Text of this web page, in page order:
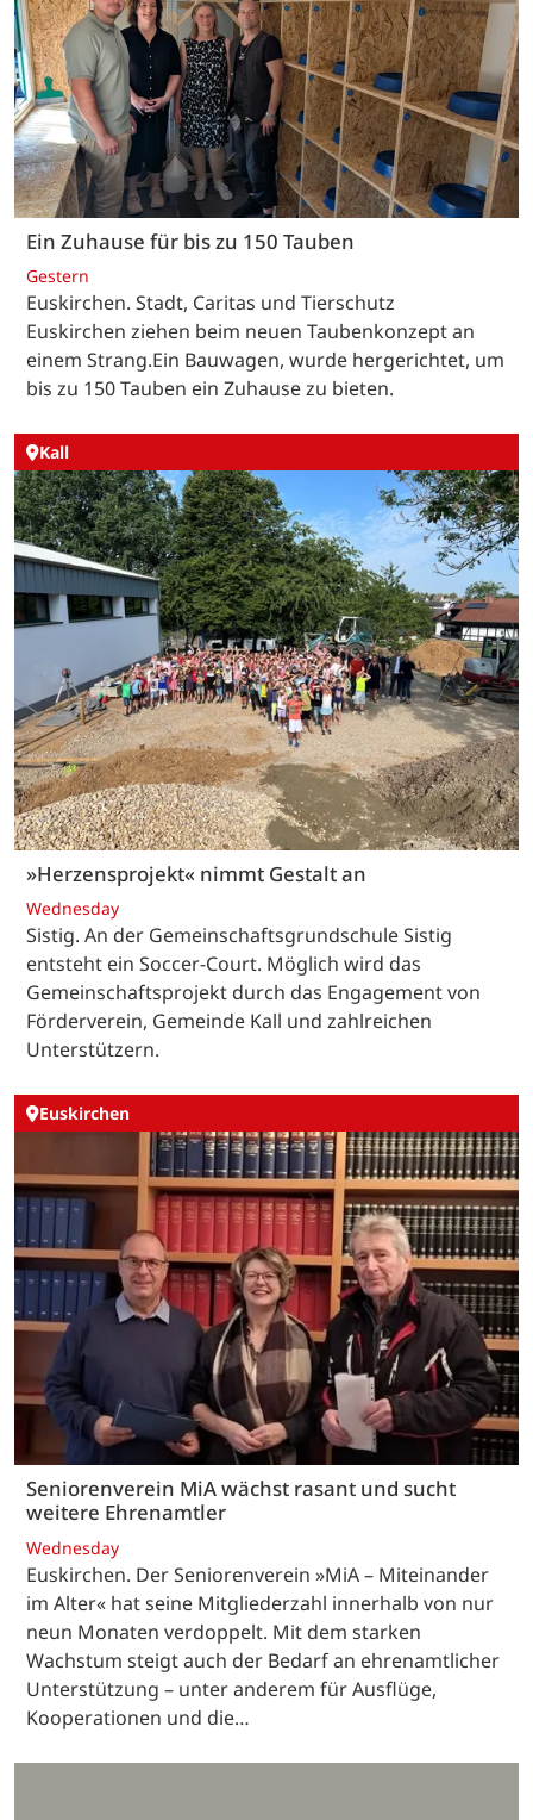
Ein Zuhause für bis zu 150 Tauben
Gestern
Euskirchen. Stadt, Caritas und Tierschutz
Euskirchen ziehen beim neuen Taubenkonzept an
einem Strang.Ein Bauwagen, wurde hergerichtet, um
bis zu 150 Tauben ein Zuhause zu bieten.
Kall
»Herzensprojekt« nimmt Gestalt an
Wednesday
Sistig. An der Gemeinschaftsgrundschule Sistig
entsteht ein Soccer-Court. Möglich wird das
Gemeinschaftsprojekt durch das Engagement von
Förderverein, Gemeinde Kall und zahlreichen
Unterstützern.
Euskirchen
Seniorenverein MiA wächst rasant und sucht
weitere Ehrenamtler
Wednesday
Euskirchen. Der Seniorenverein »MiA – Miteinander
im Alter« hat seine Mitgliederzahl innerhalb von nur
neun Monaten verdoppelt. Mit dem starken
Wachstum steigt auch der Bedarf an ehrenamtlicher
Unterstützung – unter anderem für Ausflüge,
Kooperationen und die…